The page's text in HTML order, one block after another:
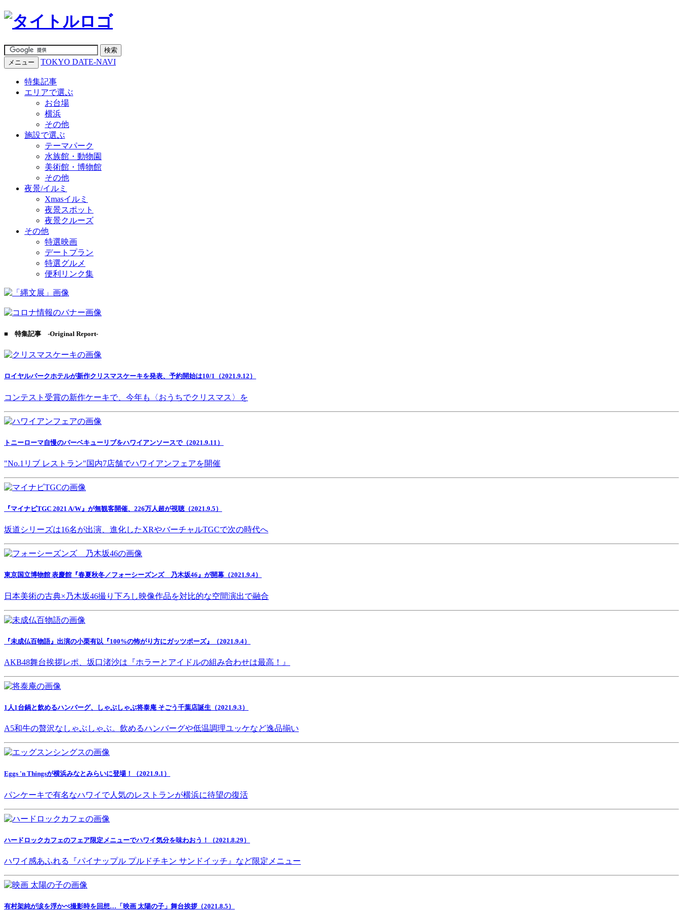
メニュー TOKYO DATE-NAVI
特集記事
エリアで選ぶ
お台場
横浜
その他
施設で選ぶ
テーマパーク
水族館・動物園
美術館・博物館
その他
夜景/イルミ
Xmasイルミ
夜景スポット
夜景クルーズ
その他
特選映画
デートプラン
特選グルメ
便利リンク集
■ 特集記事 -Original Report-
ロイヤルパークホテルが新作クリスマスケーキを発表、予約開始は10/1（2021.9.12）
コンテスト受賞の新作ケーキで、今年も〈おうちでクリスマス〉を
トニーローマ自慢のバーベキューリブをハワイアンソースで（2021.9.11）
"No.1リブ レストラン"国内7店舗でハワイアンフェアを開催
『マイナビTGC 2021 A/W』が無観客開催、226万人超が視聴（2021.9.5）
坂道シリーズは16名が出演、進化したXRやバーチャルTGCで次の時代へ
東京国立博物館 表慶館『春夏秋冬／フォーシーズンズ 乃木坂46』が開幕（2021.9.4）
日本美術の古典×乃木坂46撮り下ろし映像作品を対比的な空間演出で融合
『未成仏百物語』出演の小栗有以『100%の怖がり方にガッツポーズ』（2021.9.4）
AKB48舞台挨拶レポ、坂口渚沙は『ホラーとアイドルの組み合わせは最高！』
1人1台鍋と飲めるハンバーグ、しゃぶしゃぶ将泰庵 そごう千葉店誕生（2021.9.3）
A5和牛の贅沢なしゃぶしゃぶ。飲めるハンバーグや低温調理ユッケなど逸品揃い
Eggs 'n Thingsが横浜みなとみらいに登場！（2021.9.1）
パンケーキで有名なハワイで人気のレストランが横浜に待望の復活
ハードロックカフェのフェア限定メニューでハワイ気分を味わおう！（2021.8.29）
ハワイ感あふれる『パイナップル プルドチキン サンドイッチ』など限定メニュー
有村架純が涙を浮かべ撮影時を回想…「映画 太陽の子」舞台挨拶（2021.8.5）